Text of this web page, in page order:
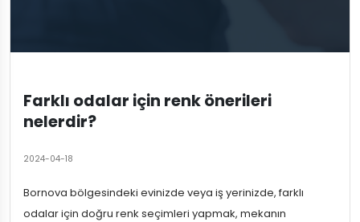
Farklı odalar için renk önerileri
nelerdir?
2024-04-18
Bornova bölgesindeki evinizde veya iş yerinizde, farklı
odalar için doğru renk seçimleri yapmak, mekanın